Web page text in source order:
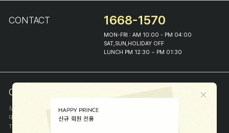
CONTACT 1668-1570
MON-FRI : AM 10:00 - PM 04:00
SAT,SUN,HOLIDAY OFF
LUNCH PM 12:30 ~ PM 01:30
COMPANY INFO
상호
(주)해피프린스
대표
이화진
TEL